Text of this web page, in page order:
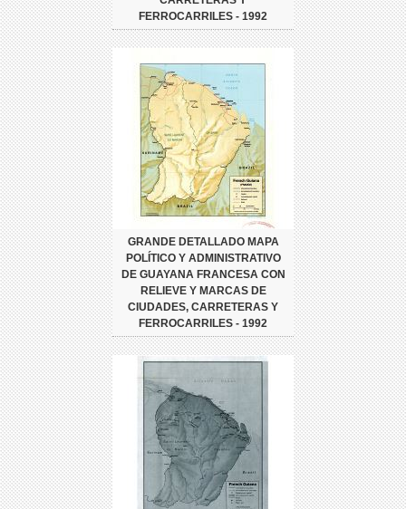
FERROCARRILES - 1992
GRANDE DETALLADO MAPA
POLÍTICO Y ADMINISTRATIVO
DE GUAYANA FRANCESA CON
RELIEVE Y MARCAS DE
CIUDADES, CARRETERAS Y
FERROCARRILES - 1992